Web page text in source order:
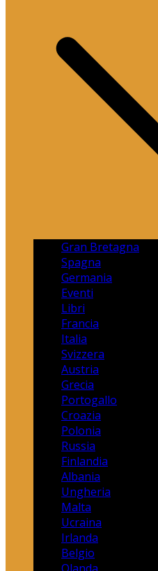
Gran Bretagna
Spagna
Germania
Eventi
Libri
Francia
Italia
Svizzera
Austria
Grecia
Portogallo
Croazia
Polonia
Russia
Finlandia
Albania
Ungheria
Malta
Ucraina
Irlanda
Belgio